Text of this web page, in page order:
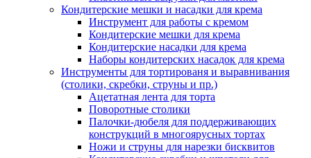
Кондитерские мешки и насадки для крема
Инструмент для работы с кремом
Кондитерские мешки для крема
Кондитерские насадки для крема
Наборы кондитерских насадок для крема
Инструменты для тортированя и выравнивания
(столики, скребки, струны и пр.)
Ацетатная лента для торта
Поворотные столики
Палочки-дюбеля для поддерживающих
конструкций в многоярусных тортах
Ножи и струны для нарезки бисквитов